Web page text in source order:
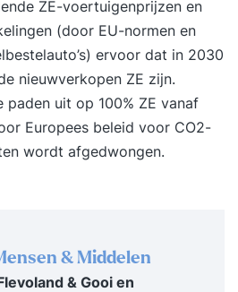
ZE-voertuigenprijzen en
(door EU-normen en
ervoor dat in 2030
nieuwverkopen ZE zijn.
paden uit op 100% ZE vanaf
Europees beleid voor CO2-
wordt afgedwongen.
& Middelen
& Gooi en